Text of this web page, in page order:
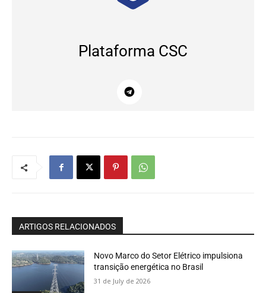
Plataforma CSC
ARTIGOS RELACIONADOS
Novo Marco do Setor Elétrico impulsiona
transição energética no Brasil
31 de July de 2026